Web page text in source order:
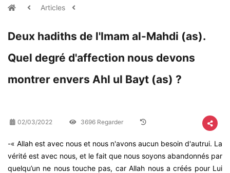
Articles
Deux hadiths de l'Imam al-Mahdi (as).
Quel degré d'affection nous devons
montrer envers Ahl ul Bayt (as) ?
02/03/2022 3696 Regarder
-« Allah est avec nous et nous n'avons aucun besoin d'autrui. La
vérité est avec nous, et le fait que nous soyons abandonnés par
quelqu’un ne nous touche pas, car Allah nous a créés pour Lui